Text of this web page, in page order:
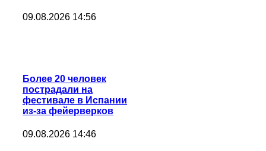
09.08.2026 14:56
Более 20 человек
пострадали на
фестивале в Испании
из-за фейерверков
09.08.2026 14:46